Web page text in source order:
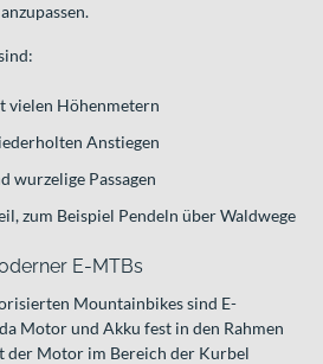
vielen Höhenmetern
Anstiegen
wurzelige Passagen
zum Beispiel Pendeln über Waldwege
E-MTBs
Mountainbikes sind E-
Motor und Akku fest in den Rahmen
der Motor im Bereich der Kurbel